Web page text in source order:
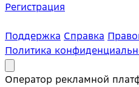
Регистрация
Поддержка Справка
Политика
Оператор рекламной